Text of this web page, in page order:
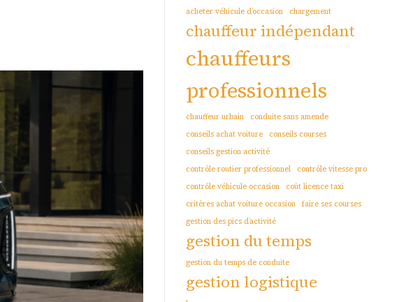
acheter véhicule d’occasion
chargement
chauffeur indépendant
chauffeurs
professionnels
chauffeur urbain
conduite sans amende
conseils achat voiture
conseils courses
conseils gestion activité
contrôle routier professionnel
contrôle vitesse pro
contrôle véhicule occasion
coût licence taxi
critères achat voiture occasion faire ses courses
gestion des pics d’activité
gestion du temps
gestion du temps de conduite
gestion logistique